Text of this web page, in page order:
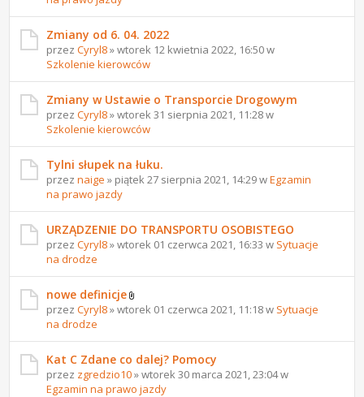
Zmiany od 6. 04. 2022
przezCyryl8» wtorek 12 kwietnia 2022, 16:50 w
Szkolenie kierowców
Zmiany w Ustawie o Transporcie Drogowym
przezCyryl8» wtorek 31 sierpnia 2021, 11:28 w
Szkolenie kierowców
Tylni słupek na łuku.
przeznaige » piątek 27 sierpnia 2021, 14:29 wEgzamin
na prawo jazdy
URZĄDZENIE DO TRANSPORTU OSOBISTEGO
przezCyryl8» wtorek 01 czerwca 2021, 16:33 w Sytuacje
na drodze
nowe definicje
przezCyryl8» wtorek 01 czerwca 2021, 11:18 w Sytuacje
na drodze
Kat C Zdane co dalej? Pomocy
przez zgredzio10» wtorek 30 marca 2021, 23:04 w
Egzamin na prawo jazdy